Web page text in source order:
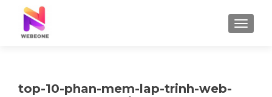
top-10-phan-mem-lap-trinh-web-